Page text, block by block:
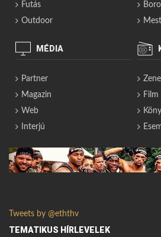
Futás
Outdoor
MÉDIA
Partner
Magazin
Web
Interjú
Zene
Film
Tweets by @eththv
TEMATIKUS HÍRLEVELEK